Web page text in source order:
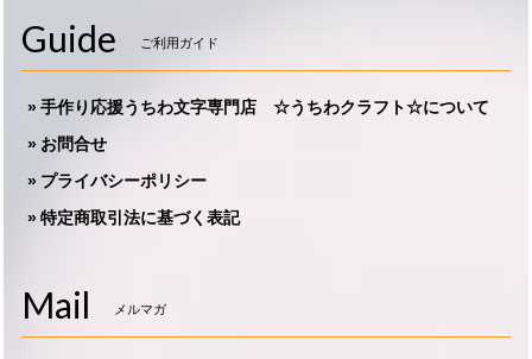
Guide ご利用ガイド
手作り応援うちわ文字専門店 ☆うちわクラフト☆について
お問合せ
プライバシーポリシー
特定商取引法に基づく表記
Mail メルマガ